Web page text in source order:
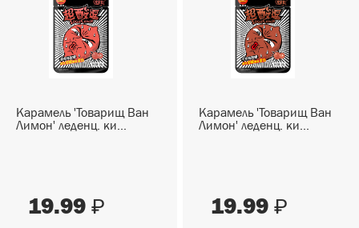
СЕЗОННЫЕ ТОВАРЫ
ПИКНИК
САД И ОГОРОД
СНЕКИ
ГОТОВЫЕ БЛЮДА
Готовые блюда
Карамель 'Товарищ Ван
Лимон' леденц. ки...
19.99 ₽
Карамель 'Товарищ Ван
Лимон' леденц. ки...
19.99 ₽